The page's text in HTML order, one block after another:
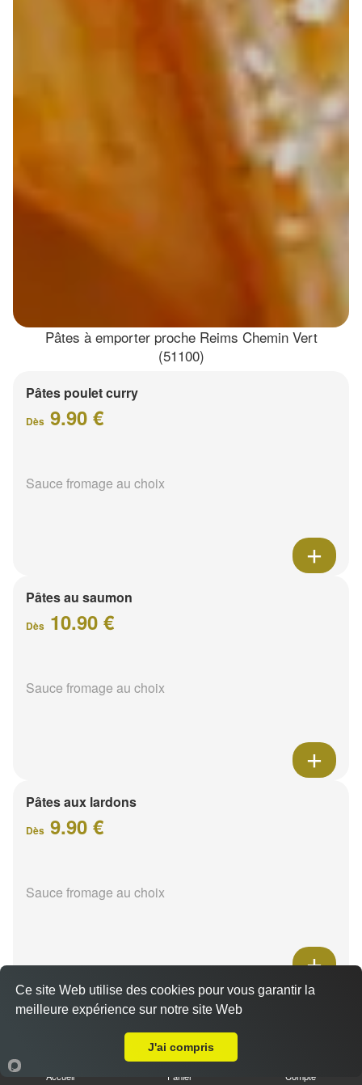
Pâtes à emporter proche Reims Chemin Vert
(51100)
Pâtes poulet curry
Dès 9.90 €
Sauce fromage au choix
Pâtes au saumon
Dès 10.90 €
Sauce fromage au choix
Pâtes aux lardons
Dès 9.90 €
Sauce fromage au choix
Pâtes au poulet
Accueil Panier Compte
Ce site Web utilise des cookies pour vous garantir la
meilleure expérience sur notre site Web
J'ai compris